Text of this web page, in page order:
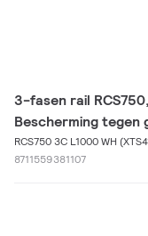
3-fasen rail
Bescherming tegen
RCS750 3C L1000 WH
8711559381107